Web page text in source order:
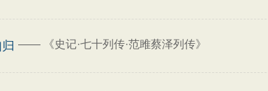
—— 《史记·七十列传·范雎蔡泽列传》